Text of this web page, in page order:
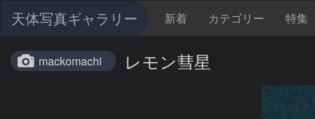
天体写真ギャラリー 新着 カテゴリー 特集
mackomachi レモン彗星